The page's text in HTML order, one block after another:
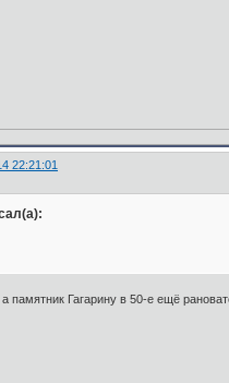
22:21:01
памятник Гагарину в 50-е ещё